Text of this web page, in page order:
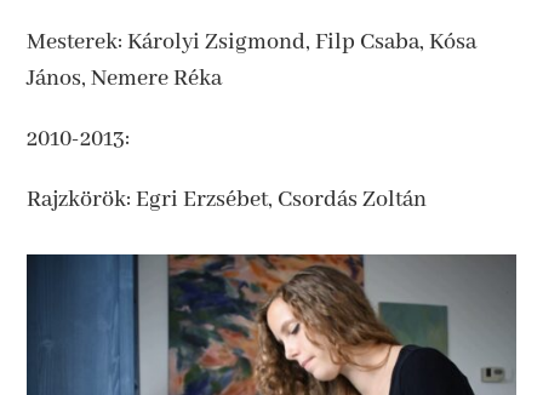
Mesterek: Károlyi Zsigmond, Filp Csaba, Kósa
János, Nemere Réka
2010-2013:
Rajzkörök: Egri Erzsébet, Csordás Zoltán